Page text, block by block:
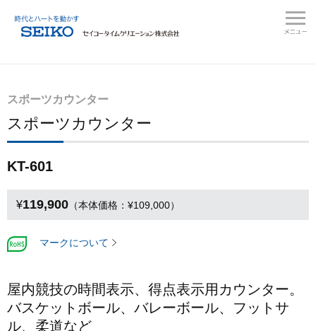
スポーツカウンター
スポーツカウンター
KT-601
¥119,900 （本体価格：¥109,000）
マークについて
屋内競技の時間表示、得点表示用カウンター。
バスケットボール、バレーボール、フットサ
ル、柔道など